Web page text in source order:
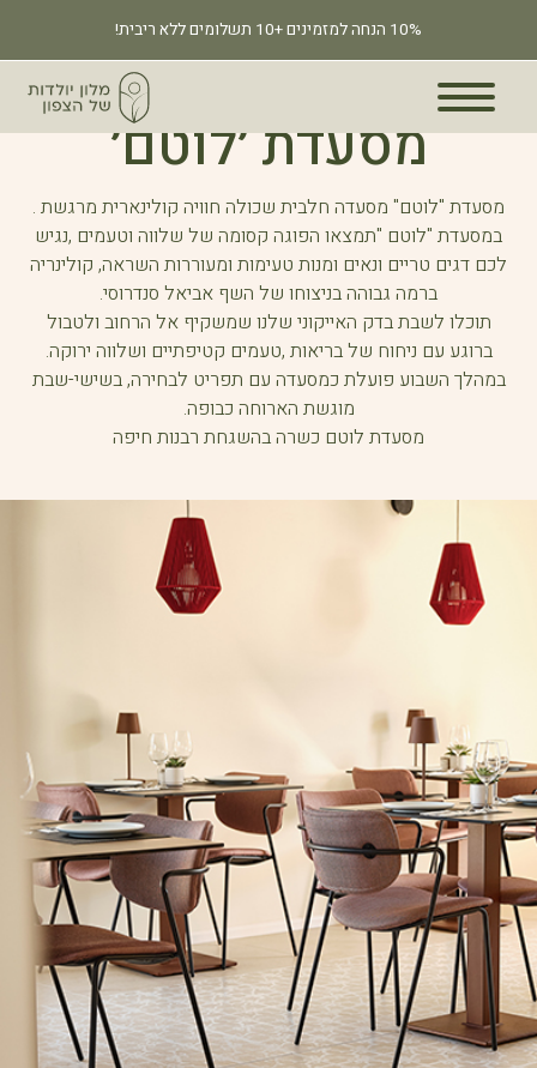
10% הנחה למזמינים +10 תשלומים ללא ריבית!
מסעדת ׳לוטם׳
מסעדת "לוטם" מסעדה חלבית שכולה חוויה קולינארית מרגשת .
במסעדת "לוטם "תמצאו הפוגה קסומה של שלווה וטעמים ,נגיש
לכם דגים טריים ונאים ומנות טעימות ומעוררות השראה, קולינריה
ברמה גבוהה בניצוחו של השף אביאל סנדרוסי.
תוכלו לשבת בדק האייקוני שלנו שמשקיף אל הרחוב ולטבול
ברוגע עם ניחוח של בריאות ,טעמים קטיפתיים ושלווה ירוקה.
במהלך השבוע פועלת כמסעדה עם תפריט לבחירה, בשישי-שבת
מוגשת הארוחה כבופה.
מסעדת לוטם כשרה בהשגחת רבנות חיפה